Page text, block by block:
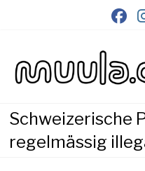
Schweizerische
regelmässig